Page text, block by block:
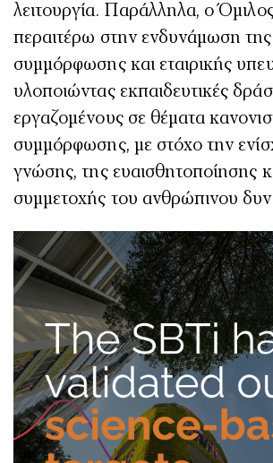
λειτουργία. Παράλληλα, ο
περαιτέρω στην ενδυνάμωση
συμμόρφωσης και εταιρικής
υλοποιώντας εκπαιδευτικές
εργαζομένους σε θέματα
συμμόρφωσης, με στόχο την
γνώσης, της ευαισθητοποίησης
συμμετοχής του ανθρώπινου